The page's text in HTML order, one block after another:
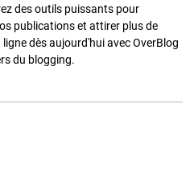
des outils puissants pour
publications et attirer plus de
dès aujourd'hui avec OverBlog
du blogging.